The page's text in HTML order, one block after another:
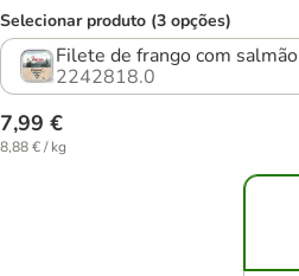
Selecionar produto (3 opções)
Filete de frango com salmão
2242818.0
7,99 €
8,88 € / kg